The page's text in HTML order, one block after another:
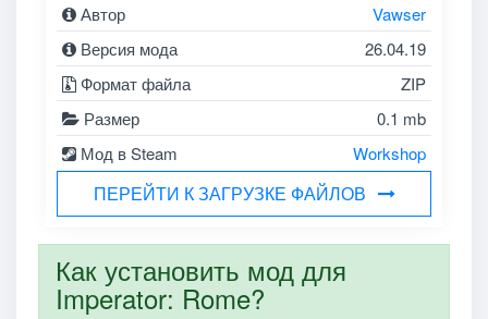
Автор
Vawser
Версия мода
26.04.19
Формат файла
ZIP
Размер
0.1 mb
Мод в Steam
Workshop
ПЕРЕЙТИ К ЗАГРУЗКЕ ФАЙЛОВ
Как установить мод для
Imperator: Rome?